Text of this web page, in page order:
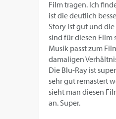
Film tragen. Ich
ist die deutlich
Story ist gut und
sind für diesen Film
Musik passt zum
damaligen
Die Blu-Ray ist
sehr gut remastert
sieht man diesen
an. Super.